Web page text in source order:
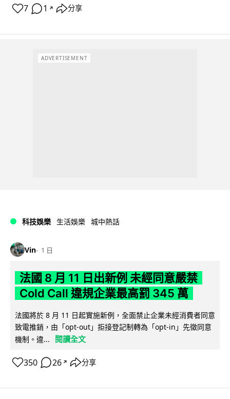
7 1 ↗ 分享
ADVERTISEMENT
科技娛樂 生活娛樂 城中熱話
Vin 1 日
法國 8 月 11 日出新例 未經同意嚴禁
Cold Call 違規企業最高罰 345 萬
法國將於 8 月 11 日起實施新例，全面禁止企業未經消費者同意
致電推銷，由「opt-out」拒接登記制轉為「opt-in」先徵同意
機制。違...
閱讀全文
350 26 ↗ 分享